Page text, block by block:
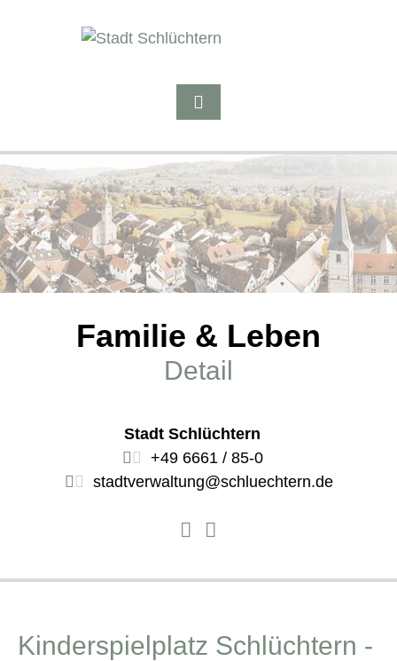
Familie & Leben
Detail
Stadt Schlüchtern
+49 6661 / 85-0
stadtverwaltung@schluechtern.de
Kinderspielplatz Schlüchtern -